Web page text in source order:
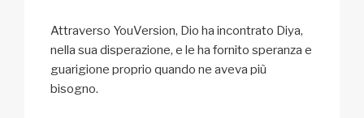
Attraverso YouVersion, Dio ha incontrato Diya,
nella sua disperazione, e le ha fornito speranza e
guarigione proprio quando ne aveva più
bisogno.